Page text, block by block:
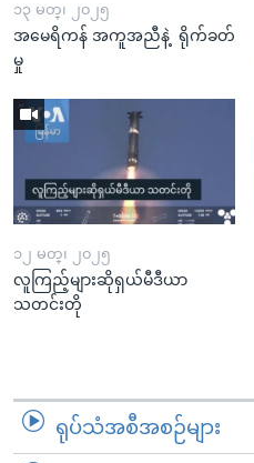
၁၃ မတ္၊ ၂၀၂၅
အမေရိကန် အကူအညီနဲ့ ရိုက်ခတ်
မှု
၁၂ မတ္၊ ၂၀၂၅
လူကြည့်များဆိုရှယ်မီဒီယာ
သတင်းတို
ရုပ်သံအစီအစဉ်များ